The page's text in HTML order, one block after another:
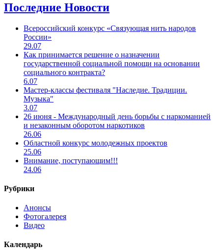
Последние Новости
Всероссийский конкурс «Связующая нить народов
России»
29.07
Как принимается решение о назначении
государственной социальной помощи на основании
социального контракта?
6.07
Мастер-классы фестиваля "Наследие. Традиции.
Музыка"
3.07
26 июня - Международный день борьбы с наркоманией
и незаконным оборотом наркотиков
26.06
Областной конкурс молодежных проектов
25.06
Внимание, поступающим!!!
24.06
Рубрики
Анонсы
Фотогалерея
Видео
Календарь